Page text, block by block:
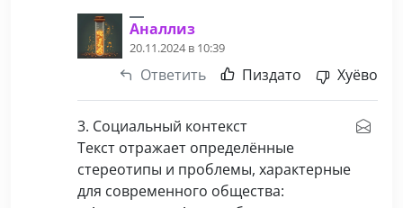
Аналлиз
20.11.2024 в 10:39
Ответить Пиздато Хуёво
3. Социальный контекст
Текст отражает определённые
стереотипы и проблемы, характерные
для современного общества: